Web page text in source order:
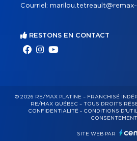
Courriel:
RESTONS EN CONTACT
© 2026 RE/MAX PLATINE – FRANCHISÉ
RE/MAX QUÉBEC – TOUS DROITS
CONFIDENTIALITÉ- CONDITIONS
CONSENTEMENT
SITE WEB PAR